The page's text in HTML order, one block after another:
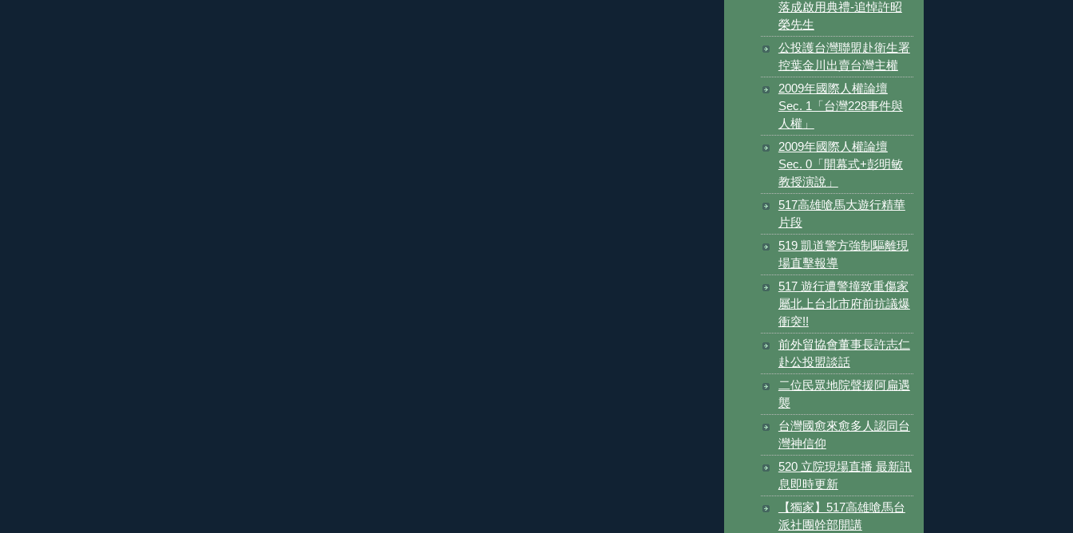
落成啟用典禮-追悼許昭
榮先生
公投護台灣聯盟赴衛生署
控葉金川出賣台灣主權
2009年國際人權論壇
Sec. 1「台灣228事件與
人權」
2009年國際人權論壇
Sec. 0「開幕式+彭明敏
教授演說」
517高雄嗆馬大遊行精華
片段
519 凱道警方強制驅離現
場直擊報導
517 遊行遭警撞致重傷家
屬北上台北市府前抗議爆
衝突!!
前外貿協會董事長許志仁
赴公投盟談話
二位民眾地院聲援阿扁遇
襲
台灣國愈來愈多人認同台
灣神信仰
520 立院現場直播 最新訊
息即時更新
【獨家】517高雄嗆馬台
派社團幹部開講